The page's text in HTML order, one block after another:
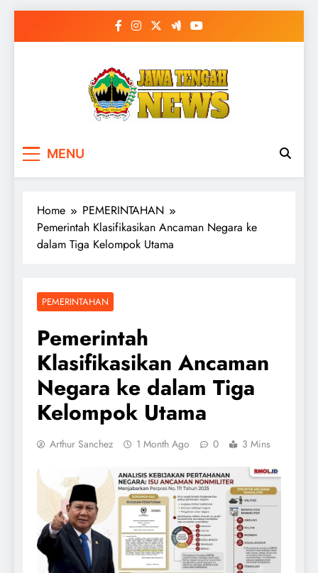
MENU
Home
PEMERINTAHAN
Pemerintah Klasifikasikan Ancaman Negara ke
dalam Tiga Kelompok Utama
PEMERINTAHAN
Pemerintah
Klasifikasikan Ancaman
Negara ke dalam Tiga
Kelompok Utama
Arthur Sanchez 1 Month Ago 0 3 Mins